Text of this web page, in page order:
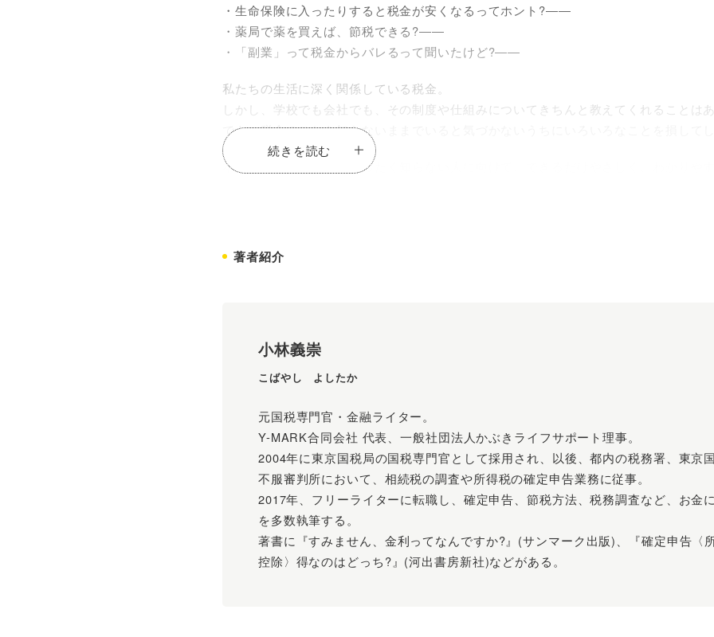
・生命保険に入ったりすると税金が安くなるってホント?――
・薬局で薬を買えば、節税できる?――
・「副業」って税金からバレるって聞いたけど?――
私たちの生活に深く関係している税金。
しかし、学校でも会社でも、その制度や仕組みについてきちんと教えてくれることはあ
でも、税金のことを知らないままでいると気づかないうちにいろいろなことを損してし
本書では税金のことをまったく知らない人に向けて、できるだけやさしく、わかりや
続きを読む
著者紹介
小林義崇
こばやし よしたか
元国税専門官・金融ライター。
Y-MARK合同会社 代表、一般社団法人かぶきライフサポート理事。
2004年に東京国税局の国税専門官として採用され、以後、都内の税務署、東京
不服審判所において、相続税の調査や所得税の確定申告業務に従事。
2017年、フリーライターに転職し、確定申告、節税方法、税務調査など、お金
を多数執筆する。
著書に『すみません、金利ってなんですか?』(サンマーク出版)、『確定申告〈
控除〉得なのはどっち?』(河出書房新社)などがある。